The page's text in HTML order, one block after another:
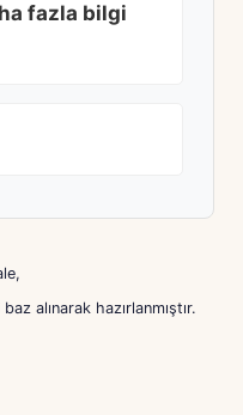
fazla bilgi
alınarak hazırlanmıştır.